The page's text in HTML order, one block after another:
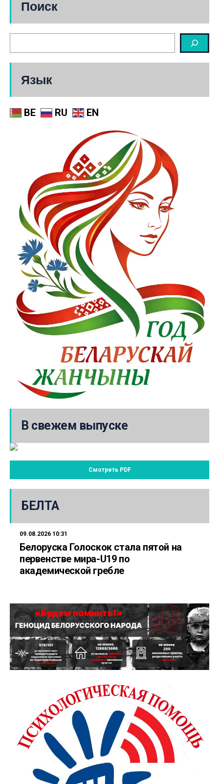
Поиск
Язык
BE RU EN
В свежем выпуске
Смотреть PDF
БЕЛТА
09.08.2026 10:31
Белоруска Голоскок стала пятой на
первенстве мира-U19 по
академической гребле